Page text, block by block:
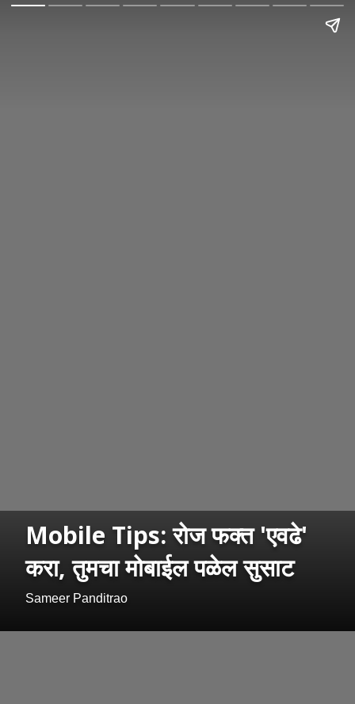
Mobile Tips: रोज फक्त 'एवढे'
करा, तुमचा मोबाईल पळेल सुसाट
Sameer Panditrao